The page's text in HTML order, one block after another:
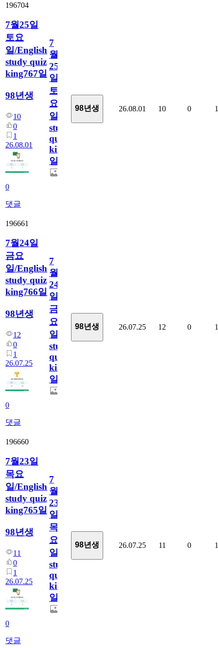
196704
7월25일
토요
일/English
study quiz
king767일
98년생
10
0
1
26.08.01
0
댓글
7
월
25
일
토
요
일/English
study
quiz
king767
일
98년생 26.08.01 10 0 1
196661
7월24일
금요
일/English
study quiz
king766일
98년생
12
0
1
26.07.25
0
댓글
7
월
24
일
금
요
일/English
study
quiz
king766
일
98년생 26.07.25 12 0 1
196660
7월23일
목요
일/English
study quiz
king765일
98년생
11
0
1
26.07.25
0
댓글
7
월
23
일
목
요
일/English
study
quiz
king765
일
98년생 26.07.25 11 0 1